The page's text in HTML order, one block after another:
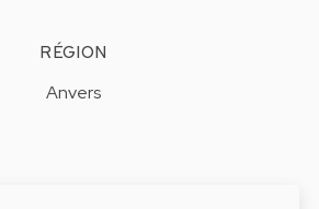
RÉGION
Anvers